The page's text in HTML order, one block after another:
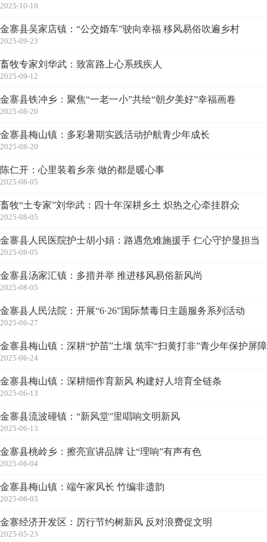
2025-10-10
金寨县吴家店镇：“公交婚车”驶向幸福 移风易俗吹遍乡村
2025-09-23
畜牧专家刘华武：致富路上心系残疾人
2025-09-12
金寨县铁冲乡：聚焦“一老一小”共绘“朝夕美好”幸福画卷
2025-08-20
金寨县梅山镇：多彩暑期实践活动护航青少年成长
2025-08-20
陈仁开：心里装着乡亲 做的都是暖心事
2025-08-05
畜牧“土专家”刘华武：四十年深耕乡土 炽热之心牵挂群众
2025-08-05
金寨县人民医院护士胡小娟：路遇危难施援手 仁心守护显担当
2025-08-05
金寨县汤家汇镇：多措并举 推进移风易俗新风尚
2025-08-05
金寨县人民法院：开展“6·26”国际禁毒日主题服务系列活动
2025-06-27
金寨县梅山镇：深耕“护苗”土壤 筑牢“扫黄打非”青少年保护屏障
2025-06-24
金寨县梅山镇：深耕细作育新风 构建好人培育全链条
2025-06-13
金寨县流波䃥镇：“新风堂”里唱响文明新风
2025-06-13
金寨县桃岭乡：擦亮宣讲品牌 让“理响”有声有色
2025-06-04
金寨县梅山镇：端午家风长 竹编非遗韵
2025-06-03
金寨经济开发区：厉行节约树新风 反对浪费促文明
2025-05-23